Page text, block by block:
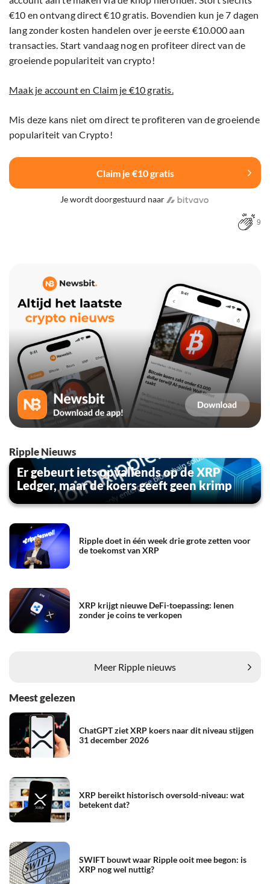
€10 en ontvang direct €10 gratis. Bovendien kun je 7 dagen
lang zonder kosten handelen over je eerste €10.000 aan
transacties. Start vandaag nog en profiteer direct van de
groeiende populariteit van crypto!
Maak je account en Claim je €10 gratis.
Mis deze kans niet om direct te profiteren van de groeiende
populariteit van Crypto!
Claim je €10 gratis
Je wordt doorgestuurd naar
9
Ripple Nieuws
Er gebeurt iets opvallends op de XRP
Ledger, maar de koers geeft geen krimp
Ripple doet in één week drie grote zetten voor
de toekomst van XRP
XRP krijgt nieuwe DeFi-toepassing: lenen
zonder je coins te verkopen
Meer Ripple nieuws
Meest gelezen
ChatGPT ziet XRP koers naar dit niveau stijgen
31 december 2026
XRP bereikt historisch oversold-niveau: wat
betekent dat?
SWIFT bouwt waar Ripple ooit mee begon: is
XRP nog wel nuttig?